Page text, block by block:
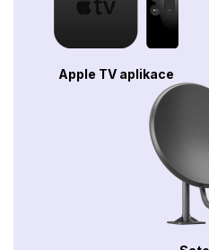
Apple TV aplikace